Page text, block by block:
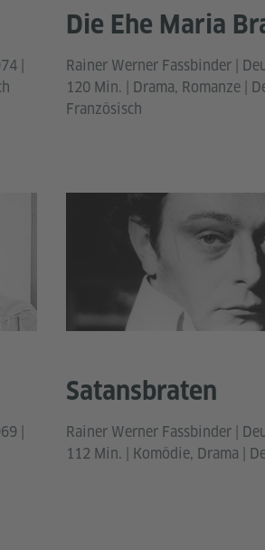
|
Die Ehe Maria
Rainer Werner Fassbinder |
120 Min. | Drama, Romanze |
Französisch
|
Satansbraten
Rainer Werner Fassbinder |
112 Min. | Komödie, Drama |